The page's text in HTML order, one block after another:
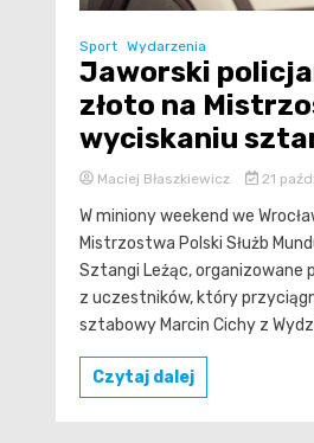
Sport Wydarzenia
Jaworski
złoto na
wyciskaniu
Maciej Błaszkiewicz 21
W miniony weekend we
Mistrzostwa Polski Służb
Sztangi Leżąc, organizowane
z uczestników, który
sztabowy Marcin Cichy z
Czytaj dalej